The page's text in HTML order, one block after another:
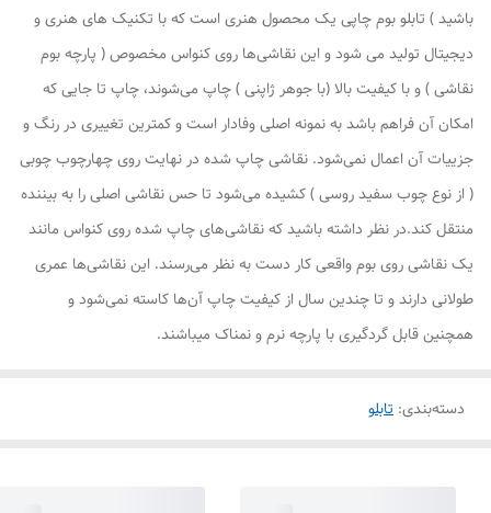
باشید ) تابلو بوم چاپی یک محصول هنری است که با تکنیک های هنری و
دیجیتال تولید می شود و این نقاشی‌ها روی کنواس مخصوص ( پارچه بوم
نقاشی ) و با کیفیت بالا (با جوهر ژاپنی ) چاپ می‌شوند، چاپ تا جایی که
امکان آن فراهم باشد به نمونه اصلی وفادار است و کمترین تغییری در رنگ و
جزییات آن اعمال نمی‌شود. نقاشی چاپ شده در نهایت روی چهارچوب چوبی
( از نوع چوب سفید روسی ) کشیده می‌شود تا حس نقاشی اصلی را به بیننده
منتقل کند.در نظر داشته باشید که نقاشی‌های چاپ شده روی کنواس مانند
یک نقاشی روی بوم واقعی کار دست به نظر می‌رسند. این نقاشی‌ها عمری
طولانی دارند و تا چندین سال از کیفیت چاپ آن‌ها کاسته نمی‌شود و
همچنین قابل گردگیری با پارچه نرم و نمناک میباشند.
دسته‌بندی: تابلو